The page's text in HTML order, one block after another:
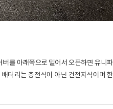
를 아래쪽으로 밀어서 오픈하면 유니파
터리는 충전식이 아닌 건전지식이며 한